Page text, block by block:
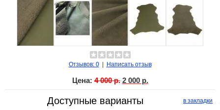
Отзывов: 0| Написать отзыв
Цена:4 000 р. 2 000 р.
в закладки
Доступные варианты